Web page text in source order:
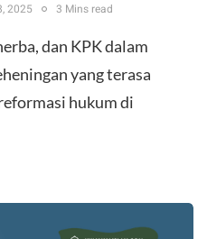
2025 3 Mins read
dan KPK dalam
yang terasa
hukum di